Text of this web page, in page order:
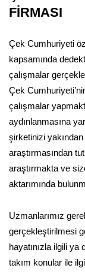
FİRMASI
Çek Cumhuriyeti
kapsamında
çalışmalar
Çek
çalışmalar
aydınlanmasına
şirketinizi
araştırmasından
araştırmakta ve
aktarımında
Uzmanlarımız
gerçekleştirilmesi
hayatınızla ilgili
takım konular ile